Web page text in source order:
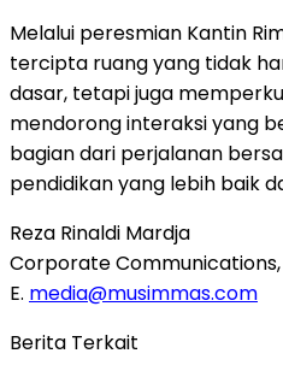
Melalui peresmian Kantin
tercipta ruang yang tidak
dasar, tetapi juga
mendorong interaksi yang
bagian dari perjalanan
pendidikan yang lebih baik
Reza Rinaldi Mardja
Corporate
E. media@musimmas.com
Berita Terkait